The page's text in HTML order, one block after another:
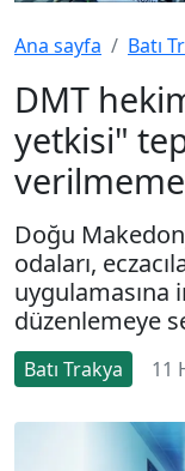
Ana sayfa Batı
DMT
yetkisi"
Doğu
odaları,
uygulamasına
düzenlemeye
Batı Trakya 11